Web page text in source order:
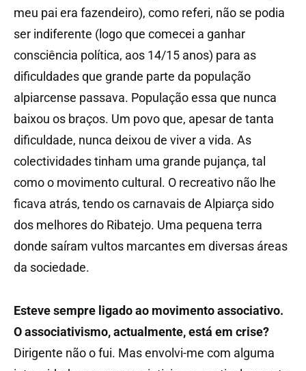
meu pai era fazendeiro), como referi, não se podia
ser indiferente (logo que comecei a ganhar
consciência política, aos 14/15 anos) para as
dificuldades que grande parte da população
alpiarcense passava. População essa que nunca
baixou os braços. Um povo que, apesar de tanta
dificuldade, nunca deixou de viver a vida. As
colectividades tinham uma grande pujança, tal
como o movimento cultural. O recreativo não lhe
ficava atrás, tendo os carnavais de Alpiarça sido
dos melhores do Ribatejo. Uma pequena terra
donde saíram vultos marcantes em diversas áreas
da sociedade.
Esteve sempre ligado ao movimento associativo.
O associativismo, actualmente, está em crise?
Dirigente não o fui. Mas envolvi-me com alguma